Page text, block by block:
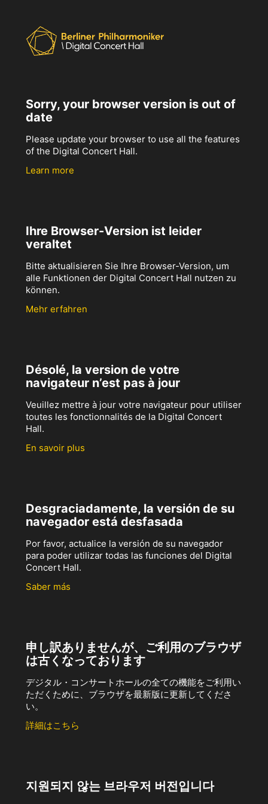
Sorry, your browser version is out of
date
Please update your browser to use all the features
of the Digital Concert Hall.
Learn more
Ihre Browser-Version ist leider
veraltet
Bitte aktualisieren Sie Ihre Browser-Version, um
alle Funktionen der Digital Concert Hall nutzen zu
können.
Mehr erfahren
Désolé, la version de votre
navigateur n’est pas à jour
Veuillez mettre à jour votre navigateur pour utiliser
toutes les fonctionnalités de la Digital Concert
Hall.
En savoir plus
Desgraciadamente, la versión de su
navegador está desfasada
Por favor, actualice la versión de su navegador
para poder utilizar todas las funciones del Digital
Concert Hall.
Saber más
申し訳ありませんが、ご利用のブラウザ
は古くなっております
デジタル・コンサートホールの全ての機能をご利用い
ただくために、ブラウザを最新版に更新してくださ
い。
詳細はこちら
지원되지 않는 브라우저 버전입니다